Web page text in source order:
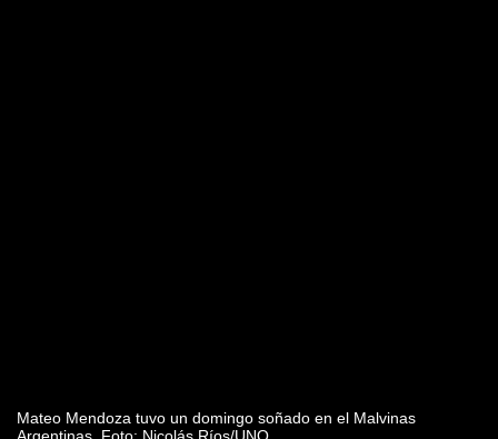
Mateo Mendoza tuvo un domingo soñado en el Malvinas